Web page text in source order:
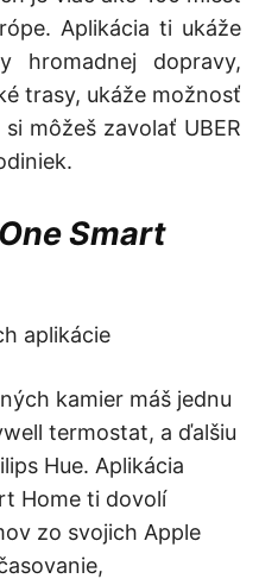
Aplikácia ti ukáže
hromadnej dopravy,
trasy, ukáže možnosť
môžeš zavolať UBER
Smart
kamier máš jednu
termostat, a ďalšiu
Hue. Aplikácia
Home ti dovolí
zo svojich Apple